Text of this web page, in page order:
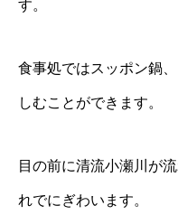
す。
食事処ではスッポン鍋
しむことができます。
目の前に清流小瀬川が
れでにぎわいます。